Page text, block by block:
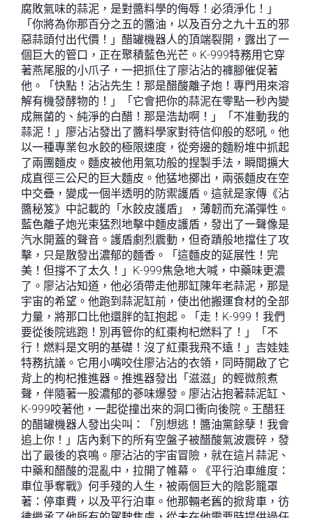
腐敗氣味的蒜泥，是對醬料學的侮辱！必須淨化！」
「你將為你那百分之五的醬油，以及百分之九十五的邪
惡蒜頭付出代價！」醋罐機器人的頂端裂開，露出了一
個巨大的管口，正在聚積藍色光芒。K-999特務用它穿
著燕尾服的小爪子，一把抓住了廖沾沾的褲腳催促著
他。「快點！沾沾先生！那是醋酸離子炮！專門用來溶
解有機發酵物的！」「它會把你的蒜泥在零點一秒內變
成無菌的、純淨的白醋！那是浩劫啊！」「不准動我的
蒜泥！」廖沾沾發出了醬料學家對待信仰般的怒吼。他
以一種專業包水餃的極限速度，從旁邊的麵粉堆中抓起
了兩團麵皮。麵皮被他用氣功般的捏製手法，瞬間擴大
成直徑三公尺的巨大麵皮。他猛地擲出，兩張麵皮在空
中交疊，變成一個半透明的防禦護盾。這就是家傳《沾
醬秘笈》中記載的「水餃皮護盾」，薄韌而充滿彈性。
藍色離子炮光束猛烈地擊中麵皮護盾，發出了一聲像是
汽水開蓋的聲音。護盾劇烈震動，但奇蹟般地擋住了攻
擊，只是散發出濃郁的麵香。「這麵皮的延展性！完
美！但撐不了太久！」K-999焦急地大喊，中藥味更濃
了。廖沾沾知道，他必須帶走他那缸陳年老蒜泥，那是
宇宙的希望。他跑到蒜泥缸前，使出他搬運食材的全部
力量，將那口比他還胖的缸抱起。「走！K-999！我們
要從後院逃跑！別再管你的紅棗枸杞燃料了！」「不
行！燃料是文明的基礎！沒了紅棗我飛不遠！」吉娃娃
特務抗議。它用小嘴咬住廖沾沾的衣領，同時開啟了它
背上的枸杞推進器。推進器發出「滋滋」的輕微煎煮
聲，伴隨著一股濃郁的蔘味爆發。廖沾沾抱著蒜泥缸、
K-999咬著他，一起從撞出來的洞口衝向後院。王醋狂
的醋罐機器人發出尖叫：「別想逃！醬油黨餘孽！我會
追上你！」店內剩下的所有空盤子被醋酸氣波震碎，發
出了最後的哀鳴。廖沾沾的宇宙冒險，就在這片蒜泥、
中藥和醋酸的混亂中，拉開了帷幕。《平行泊車維度：
車位爭奪戰》何手殘的人生，被兩個巨大的陰影籠罩
著：停車費，以及平行泊車。他那輛老舊的掀背車，彷